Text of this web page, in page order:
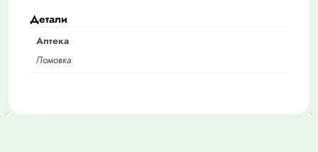
Детали
Аптека
Ломовка